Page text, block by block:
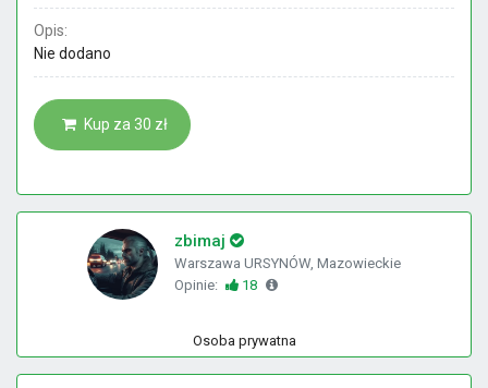
Opis:
Nie dodano
Kup za 30 zł
zbimaj
Warszawa URSYNÓW, Mazowieckie
Opinie:
18
Osoba prywatna